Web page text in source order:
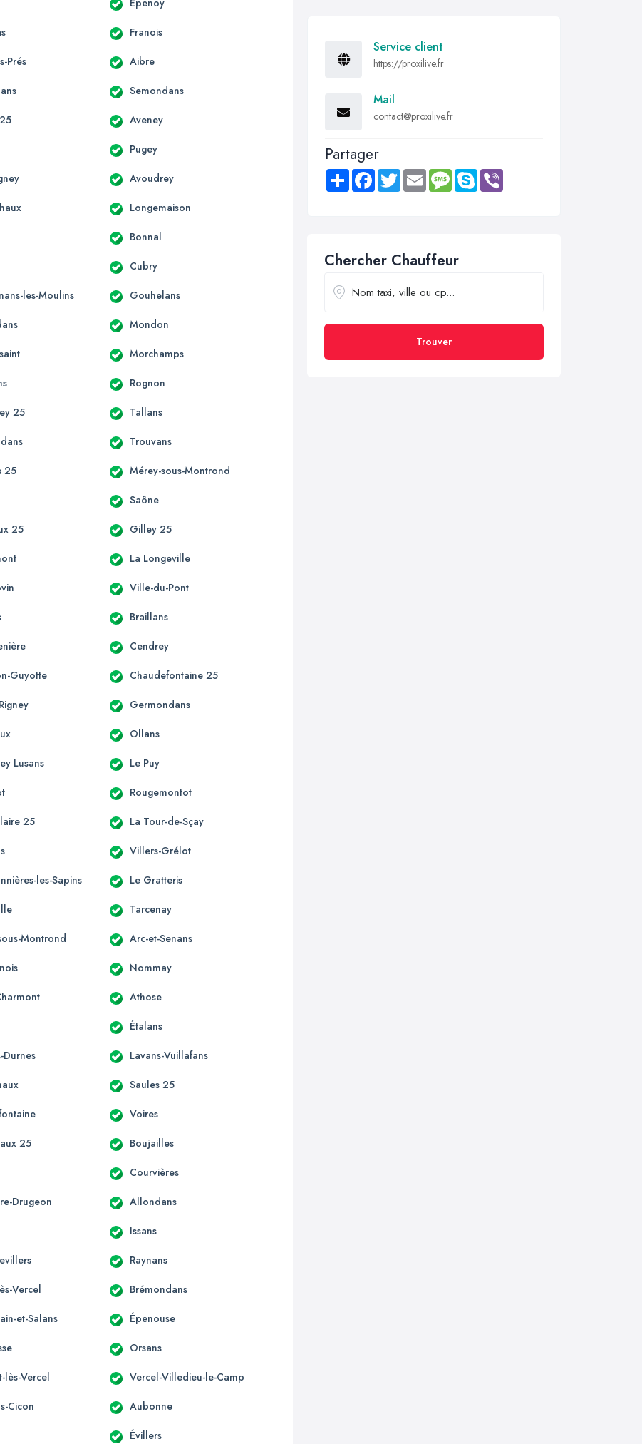
Franois
Prés Aibre
Semondans
Aveney
Pugey
Avoudrey
Longemaison
Bonnal
Cubry
les-Moulins Gouhelans
Mondon
Morchamps
Rognon
25 Tallans
Trouvans
25 Mérey-sous-Montrond
Saône
25 Gilley 25
La Longeville
Ville-du-Pont
Braillans
Cendrey
Guyotte Chaudefontaine 25
Germondans
Ollans
Lusans Le Puy
Rougemontot
25 La Tour-de-Sçay
Villers-Grélot
les-Sapins Le Gratteris
Tarcenay
Montrond Arc-et-Senans
Nommay
Athose
Étalans
Durnes Lavans-Vuillafans
Saules 25
Voires
25 Boujailles
Courvières
Drugeon Allondans
Issans
Raynans
Vercel Brémondans
et-Salans Épenouse
Orsans
lès-Vercel Vercel-Villedieu-le-Camp
Cicon Aubonne
Évillers
Service client
https://proxilive.fr
Mail
contact@proxilive.fr
Partager
Share FacebookTwitter Email MessageSkype
Chercher Chauffeur
Trouver